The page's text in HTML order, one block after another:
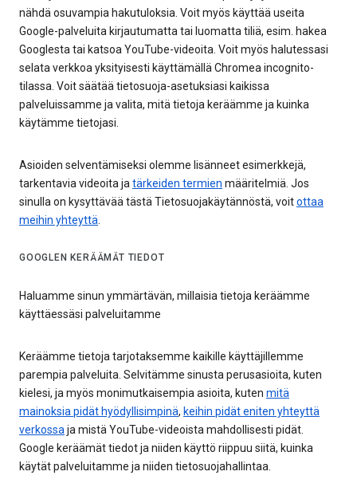
nähdä osuvampia hakutuloksia. Voit myös käyttää useita
Google-palveluita kirjautumatta tai luomatta tiliä, esim. hakea
Googlesta tai katsoa YouTube-videoita. Voit myös halutessasi
selata verkkoa yksityisesti käyttämällä Chromea incognito-
tilassa. Voit säätää tietosuoja-asetuksiasi kaikissa
palveluissamme ja valita, mitä tietoja keräämme ja kuinka
käytämme tietojasi.
Asioiden selventämiseksi olemme lisänneet esimerkkejä,
tarkentavia videoita jatärkeiden termien määritelmiä. Jos
sinulla on kysyttävää tästä Tietosuojakäytännöstä, voitottaa
meihin yhteyttä.
GOOGLEN KERÄÄMÄT TIEDOT
Haluamme sinun ymmärtävän, millaisia tietoja keräämme
käyttäessäsi palveluitamme
Keräämme tietoja tarjotaksemme kaikille käyttäjillemme
parempia palveluita. Selvitämme sinusta perusasioita, kuten
kielesi, ja myös monimutkaisempia asioita, kuten mitä
mainoksia pidät hyödyllisimpinä, keihin pidät eniten yhteyttä
verkossaja mistä YouTube-videoista mahdollisesti pidät.
Google keräämät tiedot ja niiden käyttö riippuu siitä, kuinka
käytät palveluitamme ja niiden tietosuojahallintaa.